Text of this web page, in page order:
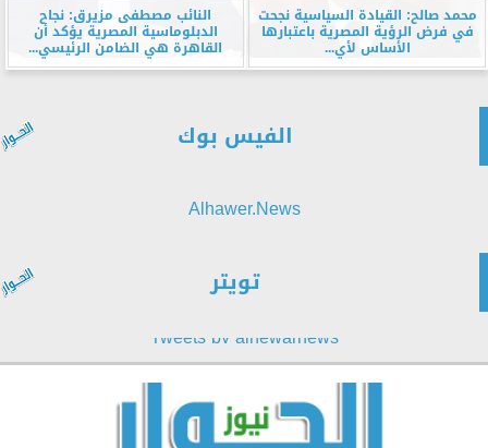
محمد صالح: القيادة السياسية نجحت
في فرض الرؤية المصرية باعتبارها
الأساس لأي...
النائب مصطفى مزيرق: نجاح
الدبلوماسية المصرية يؤكد أن
القاهرة هي الضامن الرئيسي...
الفيس بوك
Alhawer.News
تويتر
Tweets by alhewarnews